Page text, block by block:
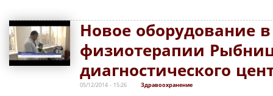
Новое оборудование
физиотерапии
диагностического
05/12/2014 - 15:26 Здравоохранение